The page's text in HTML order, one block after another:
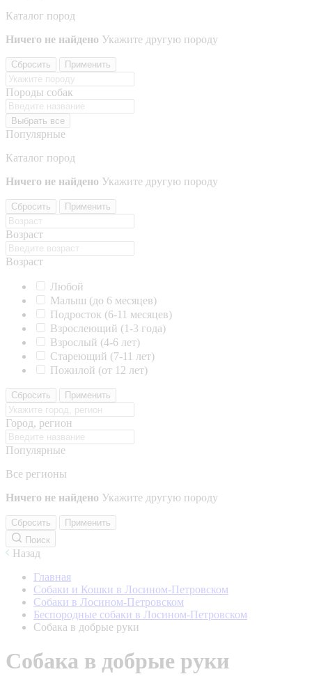
Каталог пород
Ничего не найдено Укажите другую породу
Сбросить Применить
Породы собак
Выбрать все
Популярные
Каталог пород
Ничего не найдено Укажите другую породу
Сбросить Применить
Возраст
Возраст
Любой
Малыш (до 6 месяцев)
Подросток (6-11 месяцев)
Взрослеющий (1-3 года)
Взрослый (4-6 лет)
Стареющий (7-11 лет)
Пожилой (от 12 лет)
Сбросить Применить
Город, регион
Популярные
Все регионы
Ничего не найдено Укажите другую породу
Сбросить
Применить
Поиск
Назад
Главная
Собаки и Кошки в Лосином-Петровском
Собаки в Лосином-Петровском
Беспородные собаки в Лосином-Петровском
Собака в добрые руки
Собака в добрые руки